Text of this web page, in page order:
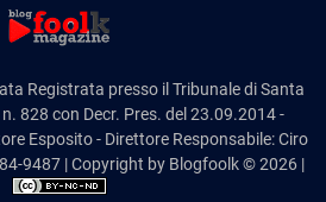
Registrata presso il Tribunale di Santa
828 con Decr. Pres. del 23.09.2014 -
Esposito - Direttore Responsabile: Ciro
9487 | Copyright by Blogfoolk © 2026 |